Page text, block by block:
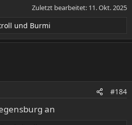
Zuletzt bearbeitet: 11. Okt. 2025
und Burmi
#184
an